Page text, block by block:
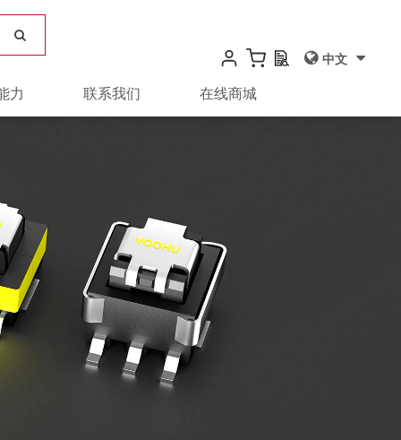
力 联系我们 在线商城
中文